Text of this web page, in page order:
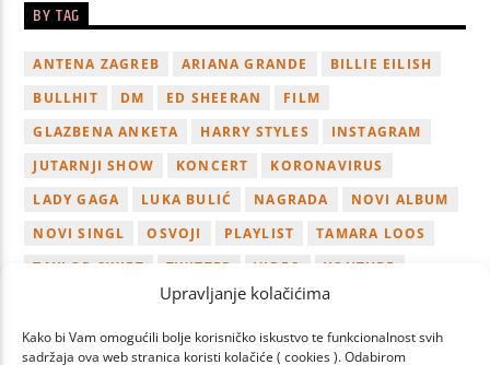
Upravljanje kolačićima
Kako bi Vam omogućili bolje korisničko iskustvo te funkcionalnost svih
sadržaja ova web stranica koristi kolačiće ( cookies ). Odabirom
BY TAG
ANTENA ZAGREB ARIANA GRANDE
BILLIE EILISH
BULLHIT
DM ED SHEERAN
FILM
GLAZBENA ANKETA
HARRY STYLES
INSTAGRAM
JUTARNJI SHOW
KONCERT
KORONAVIRUS
LADY GAGA
LUKA BULIĆ NAGRADA
NOVI ALBUM
NOVI SINGL
OSVOJI PLAYLIST
TAMARA LOOS
TAYLOR SWIFT
TWITTER VIDEO
YOUTUBE